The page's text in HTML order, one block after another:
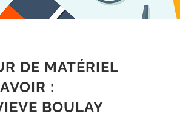
DE MATÉRIEL
:
BOULAY